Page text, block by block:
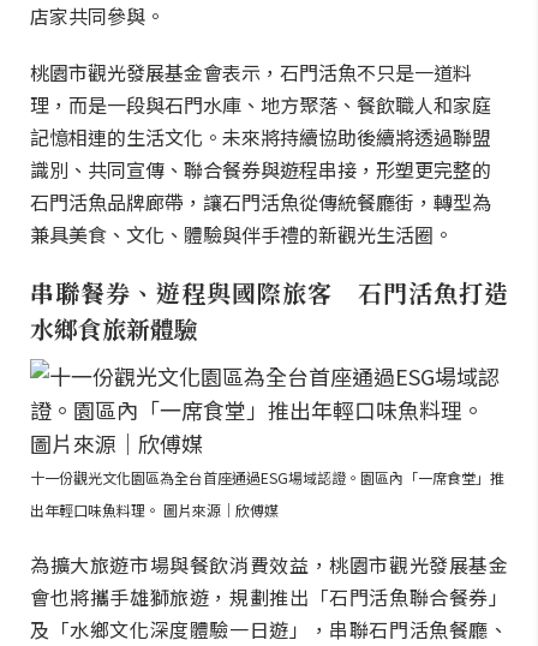
店家共同參與。
桃園市觀光發展基金會表示，石門活魚不只是一道料
理，而是一段與石門水庫、地方聚落、餐飲職人和家庭
記憶相連的生活文化。未來將持續協助後續將透過聯盟
識別、共同宣傳、聯合餐券與遊程串接，形塑更完整的
石門活魚品牌廊帶，讓石門活魚從傳統餐廳街，轉型為
兼具美食、文化、體驗與伴手禮的新觀光生活圈。
串聯餐券、遊程與國際旅客 石門活魚打造
水鄉食旅新體驗
十一份觀光文化園區為全台首座通過ESG場域認證。園區內「一席食堂」推
出年輕口味魚料理。 圖片來源｜欣傅媒
為擴大旅遊市場與餐飲消費效益，桃園市觀光發展基金
會也將攜手雄獅旅遊，規劃推出「石門活魚聯合餐券」
及「水鄉文化深度體驗一日遊」，串聯石門活魚餐廳、